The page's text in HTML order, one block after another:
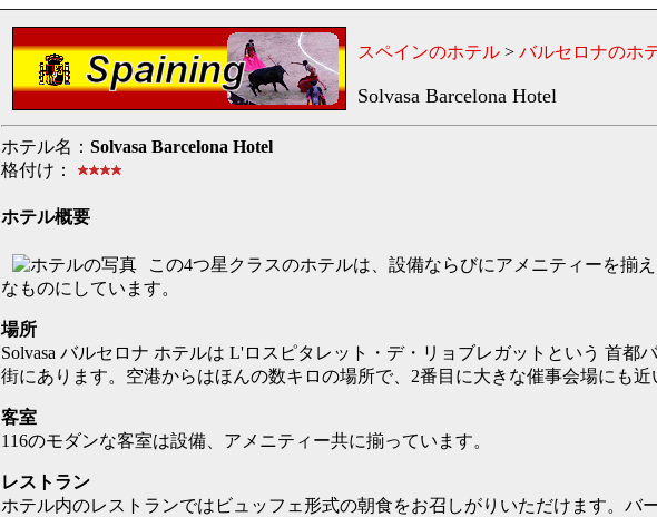
スペインのホテル> バルセロナのホ
Solvasa Barcelona Hotel
ホテル名： Solvasa Barcelona Hotel
格付け：
ホテル概要
この4つ星クラスのホテルは、設備ならびにアメニティーを揃
なものにしています。
場所
Solvasa バルセロナ ホテルは L'ロスピタレット・デ・リョブレガットという 首都
街にあります。空港からはほんの数キロの場所で、2番目に大きな催事会場にも近
客室
116のモダンな客室は設備、アメニティー共に揃っています。
レストラン
ホテル内のレストランではビュッフェ形式の朝食をお召しがりいただけます。バ